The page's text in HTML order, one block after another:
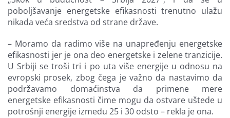
poboljšavanje energetske efikasnosti trenutno ulažu
nikada veća sredstva od strane države.
– Moramo da radimo više na unapređenju energetske
efikasnosti jer je ona deo energetske i zelene tranzicije.
U Srbiji se troši tri i po uta više energije u odnosu na
evropski prosek, zbog čega je važno da nastavimo da
podržavamo domaćinstva da primene mere
energetske efikasnosti čime mogu da ostvare uštede u
potrošnji energije između 25 i 30 odsto – rekla je ona.